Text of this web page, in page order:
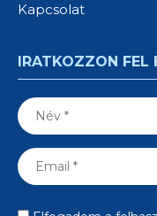
Kapcsolat
IRATKOZZON FEL